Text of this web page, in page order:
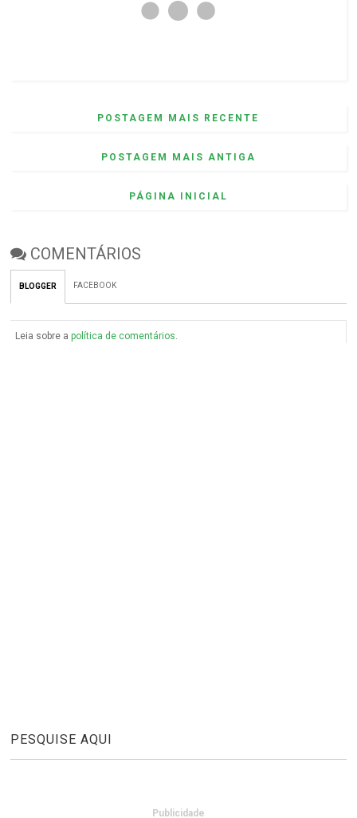
POSTAGEM MAIS RECENTE
POSTAGEM MAIS ANTIGA
PÁGINA INICIAL
COMENTÁRIOS
BLOGGER FACEBOOK
Leia sobre apolítica de comentários.
PESQUISE AQUI
Publicidade